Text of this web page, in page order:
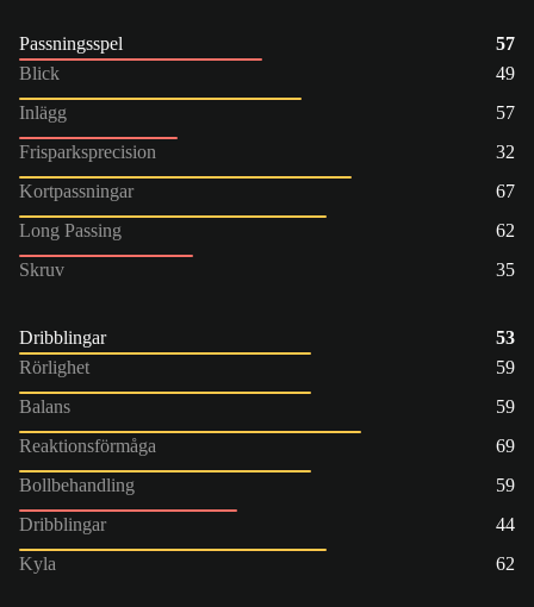
Passningsspel
57
Blick
49
Inlägg
57
Frisparksprecision
32
Kortpassningar
67
Long Passing
62
Skruv
35
Dribblingar
53
Rörlighet
59
Balans
59
Reaktionsförmåga
69
Bollbehandling
59
Dribblingar
44
Kyla
62